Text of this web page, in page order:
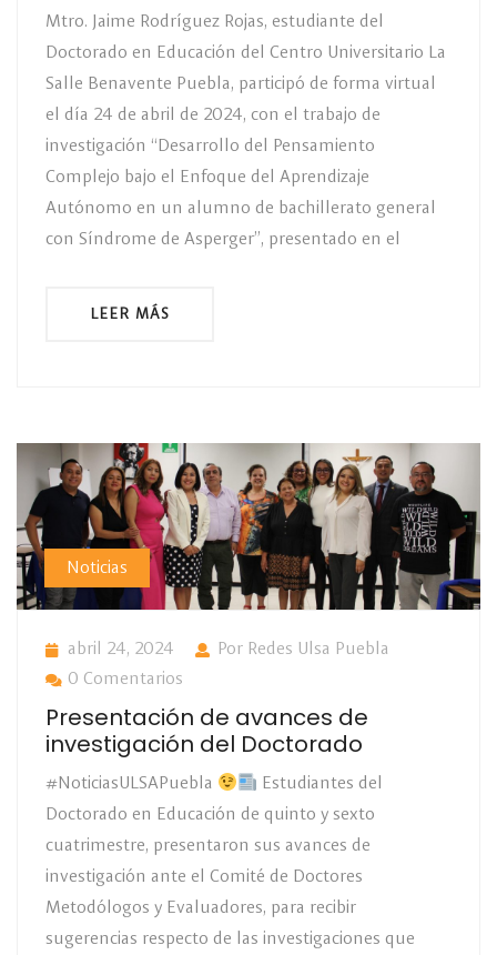
Mtro. Jaime Rodríguez Rojas, estudiante del
Doctorado en Educación del Centro Universitario La
Salle Benavente Puebla, participó de forma virtual
el día 24 de abril de 2024, con el trabajo de
investigación “Desarrollo del Pensamiento
Complejo bajo el Enfoque del Aprendizaje
Autónomo en un alumno de bachillerato general
con Síndrome de Asperger”, presentado en el
LEER MÁS
Noticias
abril 24, 2024
Por Redes Ulsa Puebla
0 Comentarios
Presentación de avances de
investigación del Doctorado
#NoticiasULSAPuebla
Estudiantes del
Doctorado en Educación de quinto y sexto
cuatrimestre, presentaron sus avances de
investigación ante el Comité de Doctores
Metodólogos y Evaluadores, para recibir
sugerencias respecto de las investigaciones que